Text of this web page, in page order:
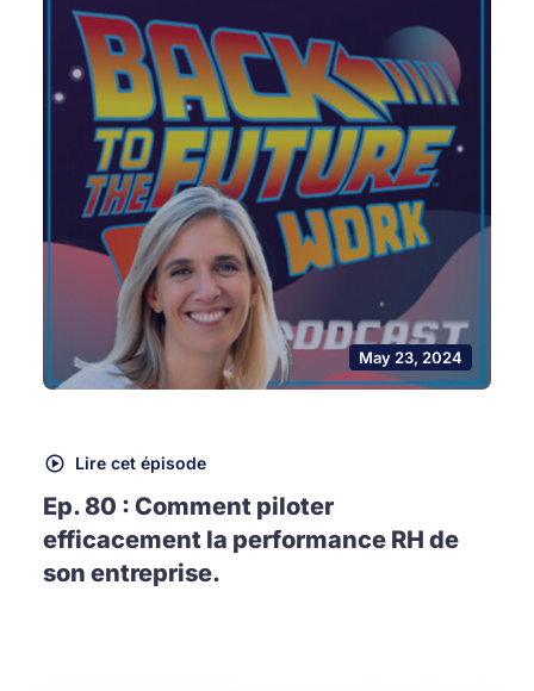
May 23, 2024
Lire cet épisode
Ep. 80 : Comment piloter
efficacement la performance RH de
son entreprise.